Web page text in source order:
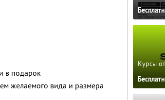
в подарок
желаемого вида и размера
Курсы